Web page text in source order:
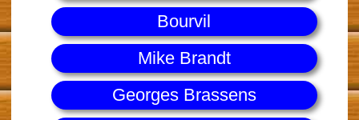
Bourvil
Mike Brandt
Georges Brassens